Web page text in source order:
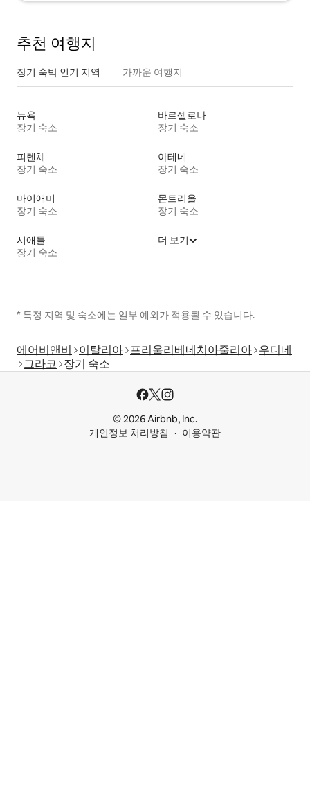
추천 여행지
장기 숙박 인기 지역 가까운 여행지
뉴욕
장기 숙소
바르셀로나
장기 숙소
피렌체
장기 숙소
아테네
장기 숙소
마이애미
장기 숙소
몬트리올
장기 숙소
시애틀
장기 숙소
더 보기
* 특정 지역 및 숙소에는 일부 예외가 적용될 수 있습니다.
에어비앤비 이탈리아 프리울리베네치아줄리아 우디네
그라코 장기 숙소
© 2026 Airbnb, Inc.
개인정보 처리방침
이용약관